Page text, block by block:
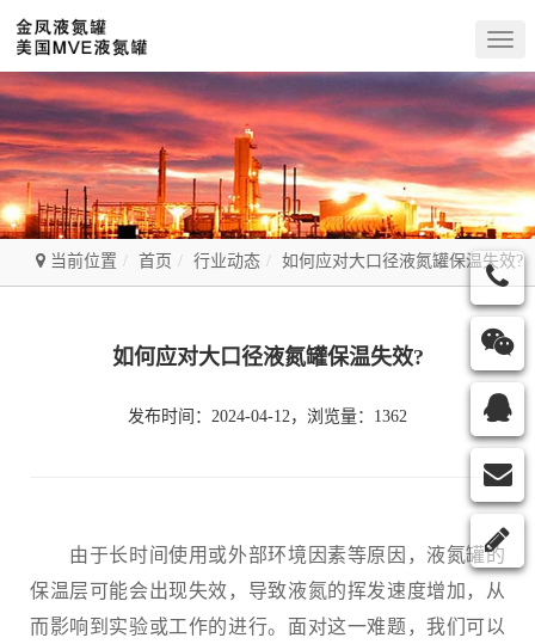
当前位置 首页 行业动态 如何应对大口径液氮罐保温失效?
如何应对大口径液氮罐保温失效?
发布时间：2024-04-12，浏览量：1362
由于长时间使用或外部环境因素等原因，液氮罐的
保温层可能会出现失效，导致液氮的挥发速度增加，从
而影响到实验或工作的进行。面对这一难题，我们可以